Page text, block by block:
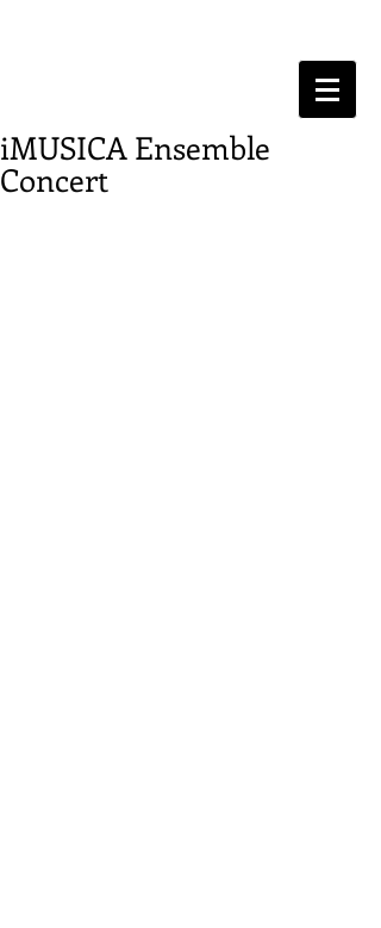
iMUSICA Ensemble
Concert